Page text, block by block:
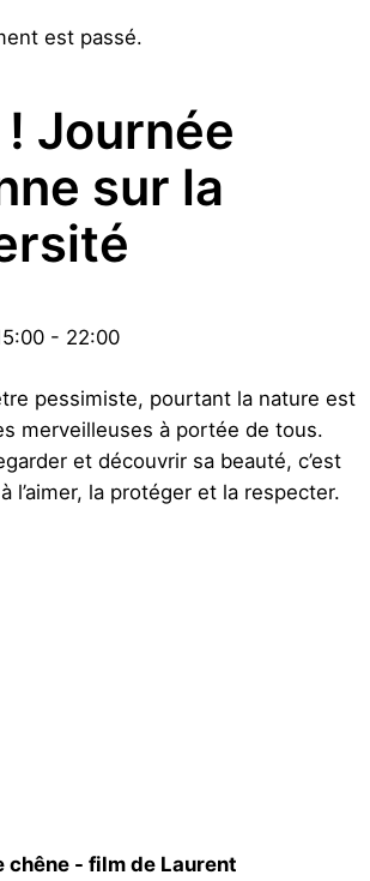
est passé.
Journée
sur la
- 22:00
pessimiste, pourtant la nature est
merveilleuses à portée de tous.
et découvrir sa beauté, c’est
l’aimer, la protéger et la respecter.
chêne - film de Laurent